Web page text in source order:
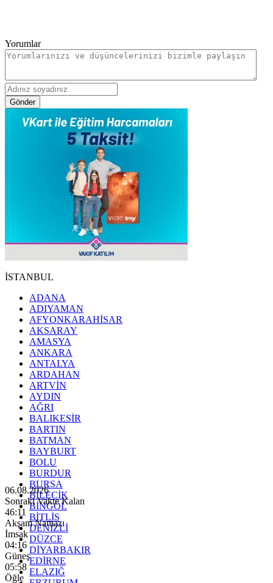
Yorumlar
Gönder
İSTANBUL
ADANA
ADIYAMAN
AFYONKARAHİSAR
AKSARAY
AMASYA
ANKARA
ANTALYA
ARDAHAN
ARTVİN
AYDIN
AĞRI
BALIKESİR
BARTIN
BATMAN
BAYBURT
BOLU
BURDUR
BURSA
BİLECİK
BİNGÖL
BİTLİS
DENİZLİ
DÜZCE
DİYARBAKIR
EDİRNE
ELAZIĞ
06.08.2026
Sonraki Vakte Kalan
46:09
Akşam Namazı
İmsak
04:16
Güneş
05:58
Öğle